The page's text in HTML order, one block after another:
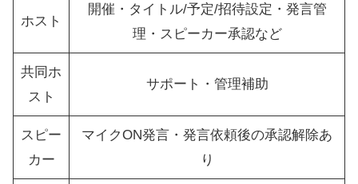
ホスト
開催・タイトル/予定/招待設定・発言管
理・スピーカー承認など
共同ホ
スト
サポート・管理補助
スピー
カー
マイクON発言・発言依頼後の承認解除あ
り